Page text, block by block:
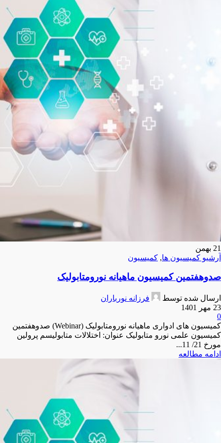
21 بهمن
آرشیو کمیسیون ها, کمیسیون
صدوهفتمین کمیسیون ماهیانه نورومتابولیک
ارسال شده توسط
فرزانه نورباران
23 مهر 1401
0
کمیسیون های ادواری ماهیانه نورومتابولیک (Webinar) صدوهفتمین
کمیسیون علمی نورو متابولیک عنوان: اختلالات متابولیسم پرولین
مورخ 21/ 11...
ادامه مطالعه